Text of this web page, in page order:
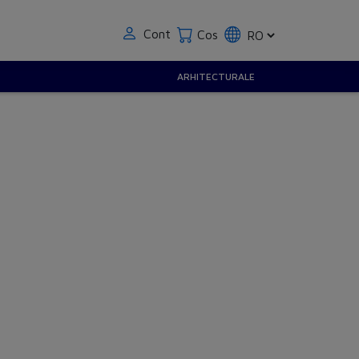
Cont Cos
ARHITECTURALE